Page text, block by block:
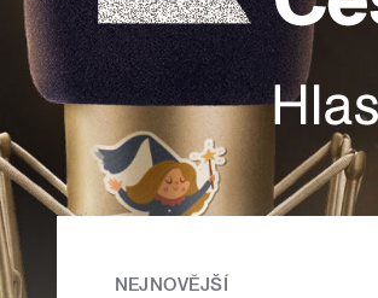
NEJNOVĚJŠÍ